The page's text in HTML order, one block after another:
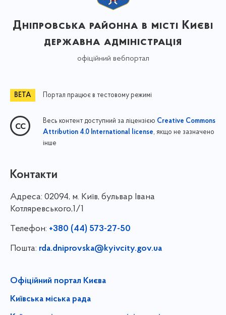
Дніпровська районна в місті Києві
державна адміністрація
офіційний вебпортал
Портал працює в тестовому режимі
Весь контент доступний за ліцензією Creative Commons
Attribution 4.0 International license, якщо не зазначено
інше
Контакти
Адреса: 02094, м. Київ, бульвар Івана
Котляревського,1/1
Телефон: +380 (44) 573-27-50
Пошта: rda.dniprovska@kyivcity.gov.ua
Офіційний портал Києва
Київська міська рада